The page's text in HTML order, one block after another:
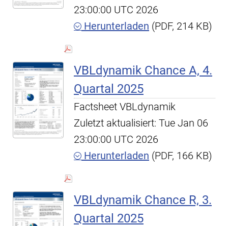
23:00:00 UTC 2026
Herunterladen (PDF, 214 KB)
VBLdynamik Chance A, 4.
Quartal 2025
Factsheet VBLdynamik
Zuletzt aktualisiert: Tue Jan 06
23:00:00 UTC 2026
Herunterladen (PDF, 166 KB)
VBLdynamik Chance R, 3.
Quartal 2025